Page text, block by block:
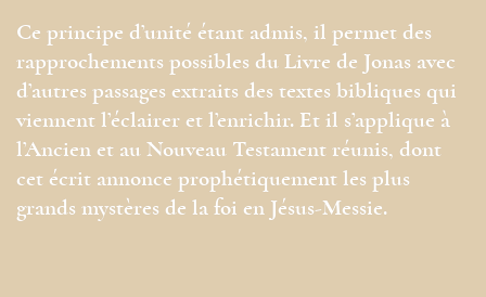
Ce principe d’unité étant admis, il permet des
rapprochements possibles du Livre de Jonas avec
d’autres passages extraits des textes bibliques qui
viennent l’éclairer et l’enrichir. Et il s’applique à
l’Ancien et au Nouveau Testament réunis, dont
cet écrit annonce prophétiquement les plus
grands mystères de la foi en Jésus-Messie.